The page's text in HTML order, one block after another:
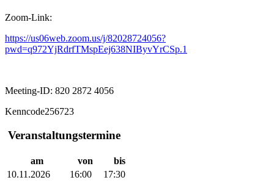
Zoom-Link:
https://us06web.zoom.us/j/82028724056?
pwd=q972YjRdrfTMspEej638NIByvYrCSp.1
Meeting-ID: 820 2872 4056
Kenncode256723
Veranstaltungstermine
am von
bis
10.11.2026
16:00 17:30